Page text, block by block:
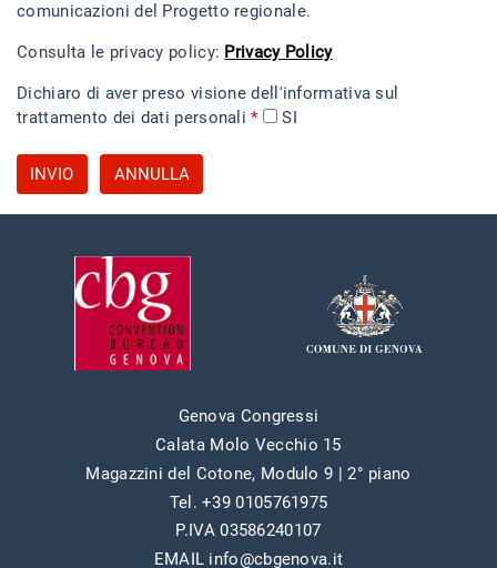
comunicazioni del Progetto regionale.
Consulta le privacy policy: Privacy Policy
Dichiaro di aver preso visione dell'informativa sul
trattamento dei dati personali * SI
INVIO ANNULLA
Genova Congressi
Calata Molo Vecchio 15
Magazzini del Cotone, Modulo 9 | 2° piano
Tel. +39 0105761975
P.IVA 03586240107
EMAIL info@cbgenova.it